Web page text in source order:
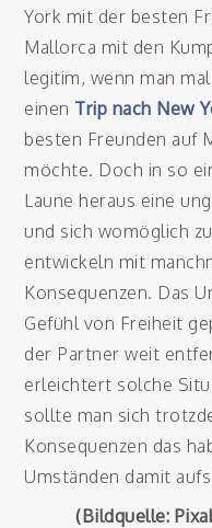
York mit der besten
Mallorca mit den
legitim, wenn man
einen Trip nach New
besten Freunden auf
möchte. Doch in so
Laune heraus eine
und sich womöglich
entwickeln mit
Konsequenzen. Das
Gefühl von Freiheit
der Partner weit
erleichtert solche
sollte man sich
Konsequenzen das
Umständen damit
(Bildquelle: